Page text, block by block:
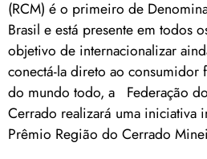
(RCM) é o primeiro de
Brasil e está presente em todos
objetivo de internacionalizar
conectá-la direto ao consumidor
do mundo todo, a Federação
Cerrado realizará uma iniciativa
Prêmio Região do Cerrado